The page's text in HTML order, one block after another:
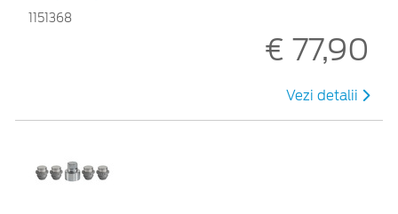
1151368
€ 77,90
Vezi detalii